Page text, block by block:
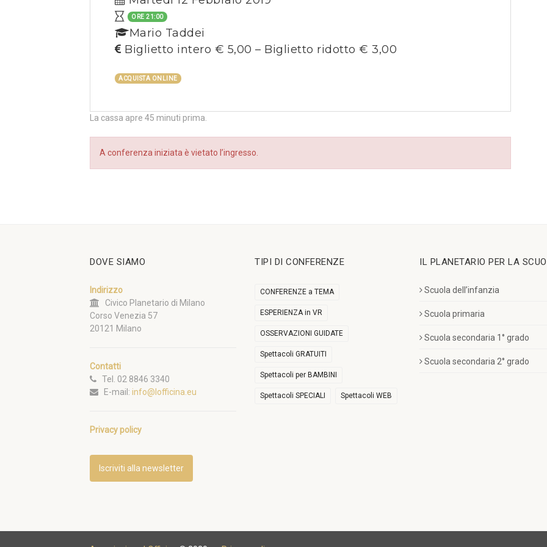
ORE 21:00
Mario Taddei
Biglietto intero € 5,00 – Biglietto ridotto € 3,00
ACQUISTA ONLINE
La cassa apre 45 minuti prima.
A conferenza iniziata è vietato l’ingresso.
DOVE SIAMO
Indirizzo
Civico Planetario di Milano
Corso Venezia 57
20121 Milano
Contatti
Tel. 02 8846 3340
E-mail: info@lofficina.eu
Privacy policy
Iscriviti alla newsletter
TIPI DI CONFERENZE
CONFERENZE a TEMA
ESPERIENZA in VR
OSSERVAZIONI GUIDATE
Spettacoli GRATUITI
Spettacoli per BAMBINI
Spettacoli SPECIALI Spettacoli WEB
IL PLANETARIO PER LA
Scuola dell’infanzia
Scuola primaria
Scuola secondaria 1° grado
Scuola secondaria 2° grado